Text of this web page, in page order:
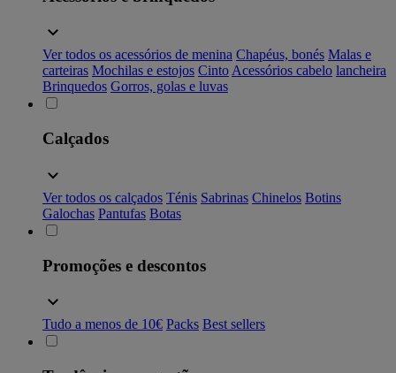
Ver todos os acessórios de menina Chapéus, bonés Malas e
carteiras Mochilas e estojos Cinto Acessórios cabelo lancheira
Brinquedos Gorros, golas e luvas
Calçados
Ver todos os calçados Ténis Sabrinas Chinelos Botins
Galochas Pantufas Botas
Promoções e descontos
Tudo a menos de 10€ Packs Best sellers